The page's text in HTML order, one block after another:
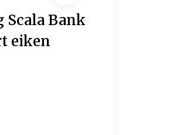
Scala Bank
eiken